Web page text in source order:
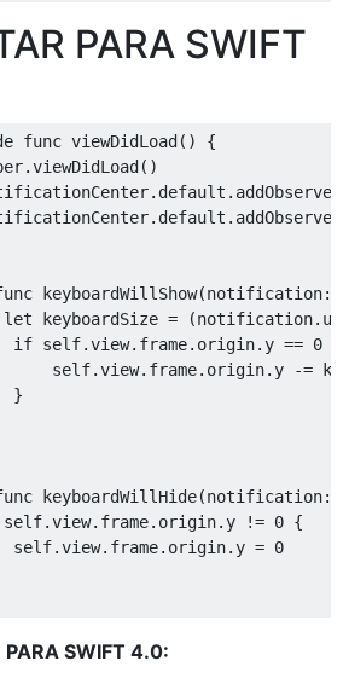
PARA SWIFT
func viewDidLoad()
{
.viewDidLoad()
. default . addObserver
. default . addObserver
keyboardWillShow(notification:
let keyboardSize = (notification.
if self.view. frame. origin. y == 0
self.view. frame. origin. y -=
}
keyboardWillHide(notification:
self.view. frame. origin. y != 0 {
self.view. frame. origin. y = 0
PARA SWIFT 4.0: